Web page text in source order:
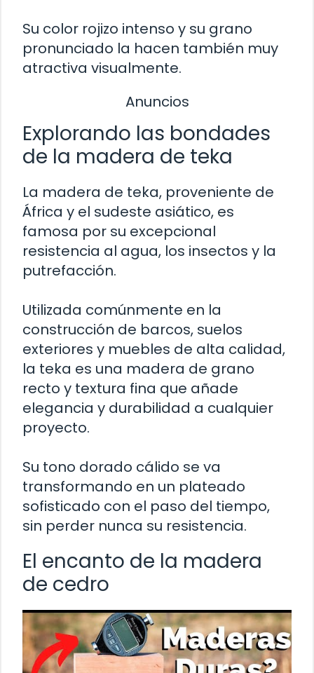
Su color rojizo intenso y su grano
pronunciado la hacen también muy
atractiva visualmente.
Anuncios
Explorando las bondades
de la madera de teka
La madera de teka, proveniente de
África y el sudeste asiático, es
famosa por su excepcional
resistencia al agua, los insectos y la
putrefacción.
Utilizada comúnmente en la
construcción de barcos, suelos
exteriores y muebles de alta calidad,
la teka es una madera de grano
recto y textura fina que añade
elegancia y durabilidad a cualquier
proyecto.
Su tono dorado cálido se va
transformando en un plateado
sofisticado con el paso del tiempo,
sin perder nunca su resistencia.
El encanto de la madera
de cedro